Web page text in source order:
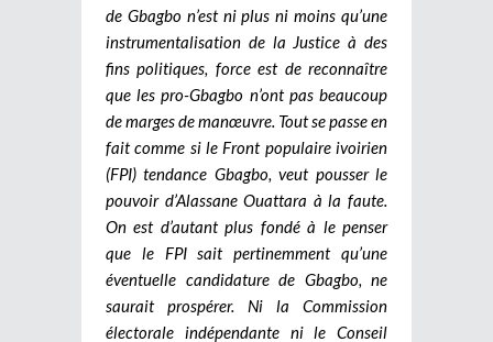
de Gbagbo n’est ni plus ni moins qu’une
instrumentalisation de la Justice à des
fins politiques, force est de reconnaître
que les pro-Gbagbo n’ont pas beaucoup
de marges de manœuvre. Tout se passe en
fait comme si le Front populaire ivoirien
(FPI) tendance Gbagbo, veut pousser le
pouvoir d’Alassane Ouattara à la faute.
On est d’autant plus fondé à le penser
que le FPI sait pertinemment qu’une
éventuelle candidature de Gbagbo, ne
saurait prospérer. Ni la Commission
électorale indépendante ni le Conseil